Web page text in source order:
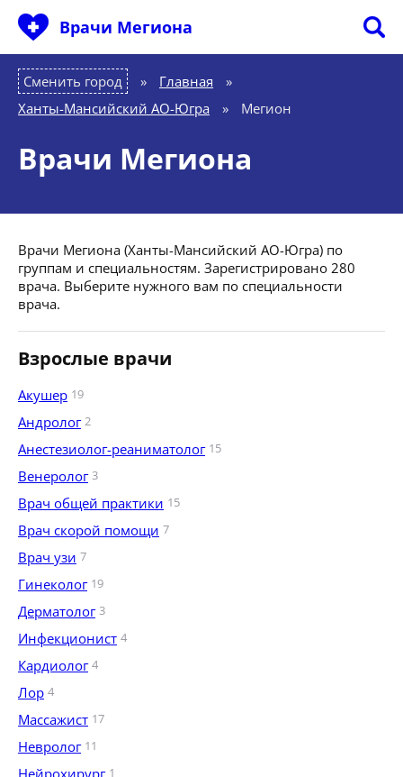
Врачи Мегиона
Сменить город Главная
»
Ханты-Мансийский АО-Югра
» Мегион
Врачи Мегиона
Врачи Мегиона (Ханты-Мансийский АО-Югра) по
группам и специальностям. Зарегистрировано 280
врача. Выберите нужного вам по специальности
врача.
Взрослые врачи
Акушер 19
Андролог 2
Анестезиолог-реаниматолог 15
Венеролог 3
Врач общей практики 15
Врач скорой помощи 7
Врач узи 7
Гинеколог 19
Дерматолог 3
Инфекционист 4
Кардиолог 4
Лор 4
Массажист 17
Невролог 11
Нейрохирург 1